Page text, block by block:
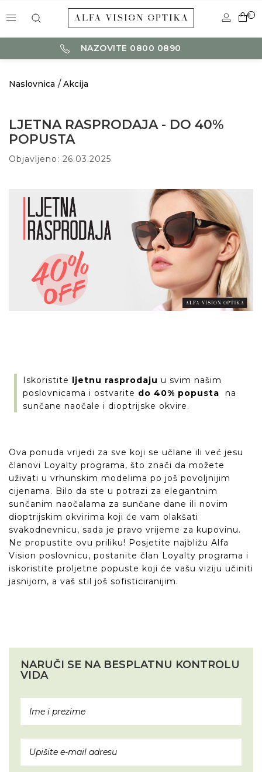
0
NAZOVITE 0800 0890
Naslovnica Akcija
LJETNA RASPRODAJA - DO 40%
POPUSTA
Objavljeno: 26.03.2025
Iskoristite ljetnu rasprodaju u svim našim
poslovnicama i ostvarite do 40% popusta na
sunčane naočale i dioptrijske okvire.
Ova ponuda vrijedi za sve koji se učlane ili već jesu
članovi Loyalty programa, što znači da možete
uživati u vrhunskim modelima po još povoljnijim
cijenama. Bilo da ste u potrazi za elegantnim
sunčanim naočalama za sunčane dane ili novim
dioptrijskim okvirima koji će vam olakšati
svakodnevnicu, sada je pravo vrijeme za kupovinu.
Ne propustite ovu priliku! Posjetite najbližu Alfa
Vision poslovnicu, postanite član Loyalty programa i
iskoristite proljetne popuste koji će vašu viziju učiniti
jasnijom, a vaš stil još sofisticiranijim.
NARUČI SE NA BESPLATNU KONTROLU
VIDA